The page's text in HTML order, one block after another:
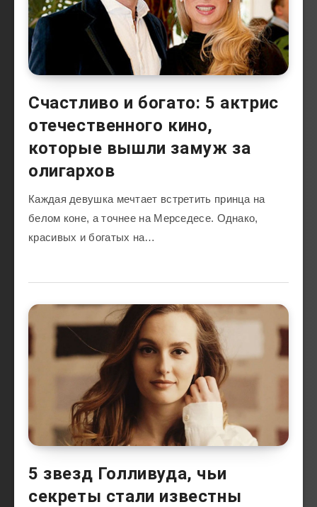
Счастливо и богато: 5 актрис
отечественного кино,
которые вышли замуж за
олигархов
Каждая девушка мечтает встретить принца на
белом коне, а точнее на Мерседесе. Однако,
красивых и богатых на…
5 звезд Голливуда, чьи
секреты стали известны